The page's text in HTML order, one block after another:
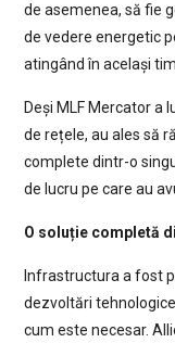
de asemenea, să fie
de vedere energetic
atingând în același
Deși MLF Mercator a
de rețele, au ales să
complete dintr-o
de lucru pe care au
O soluție completă
Infrastructura a fost
dezvoltări
cum este necesar.